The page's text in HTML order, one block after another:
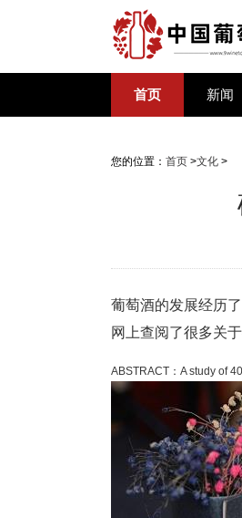
首页 新闻
您的位置： 首页 >文化 >
葡萄酒的发展经历
网上查阅了很多关
ABSTRACT：A study of